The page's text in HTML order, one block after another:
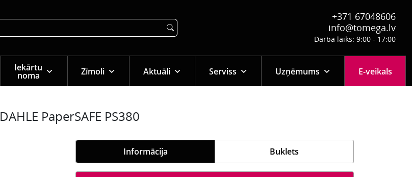
+371 67048606
info@tomega.lv
Darba laiks: 9:00 - 17:00
Iekārtu
noma Zīmoli Aktuāli Serviss Uzņēmums E-veikals
DAHLE PaperSAFE PS380
Informācija Buklets